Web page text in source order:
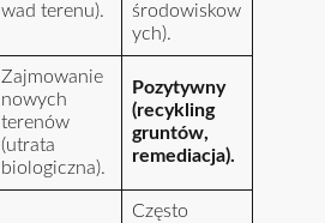
wad terenu).
środowiskow
ych).
Zajmowanie
nowych
terenów
(utrata
biologiczna).
Pozytywny
(recykling
gruntów,
remediacja).
Często